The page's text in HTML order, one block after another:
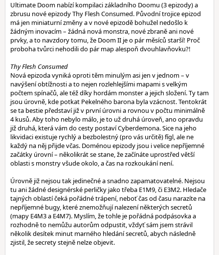
Ultimate Doom nabízí kompilaci základního Doomu (3 epizody) a
zbrusu nové epizody Thy Flesh Consumed. Původní trojice epizod
má jen miniaturní změny a v nové epizodě bohužel nedošlo k
žádným inovacím – žádná nová monstra, nové zbraně ani nové
prvky, a to navzdory tomu, že Doom II je o pár měsíců starší! Proč
proboha tvůrci nehodili do pár map alespoň dvouhlavňovku?!
Thy Flesh Consumed
Nová epizoda vyniká oproti těm minulým asi jen v jednom – v
navýšení obtížnosti a to nejen rozlehlejšími mapami s velkým
počtem spínačů, ale též díky hordám monster a jejich složení. Ty tam
jsou úrovně, kde potkat Pekelného barona byla vzácnost. Tentokrát
se ta bestie představí již v první úrovni a rovnou v počtu minimálně
4 kusů. Aby toho nebylo málo, je to už druhá úroveň, ano opravdu
již druhá, která vám do cesty postaví Cyberdemona. Sice na jeho
likvidaci existuje rychlý a bezbolestný (pro vás určitě) fígl, ale ne
každý na něj přijde včas. Doménou epizody jsou i velice nepříjemné
začátky úrovní – několikrát se stane, že začínáte uprostřed větší
oblasti s monstry všude okolo, a čas na rozkoukání není.
Úrovně již nejsou tak jedinečné a snadno zapamatovatelné. Nejsou
tu ani žádné designérské perličky jako třeba E1M9, či E3M2. Hledače
tajných oblastí čeká pořádné trápení, neboť čas od času narazíte na
nepříjemné bugy, které znemožňují nalezení některých secretů
(mapy E4M3 a E4M7). Myslím, že tohle je pořádná podpásovka a
rozhodně to nemůžu autorům odpustit, vždyť sám jsem strávil
několik desítek minut marného hledání secretů, abych následně
zjistil, že secrety stejně nelze objevit.